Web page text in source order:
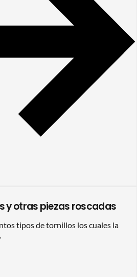
y otras piezas roscadas
tipos de tornillos los cuales la